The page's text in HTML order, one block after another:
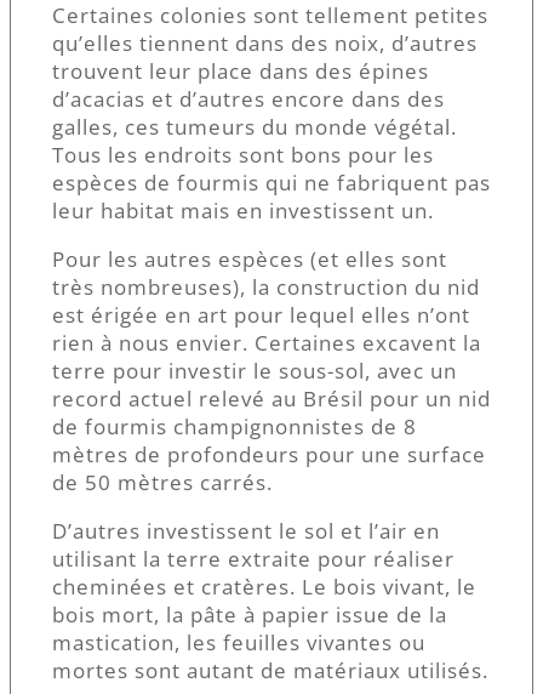
Certaines colonies sont tellement petites
qu’elles tiennent dans des noix, d’autres
trouvent leur place dans des épines
d’acacias et d’autres encore dans des
galles, ces tumeurs du monde végétal.
Tous les endroits sont bons pour les
espèces de fourmis qui ne fabriquent pas
leur habitat mais en investissent un.
Pour les autres espèces (et elles sont
très nombreuses), la construction du nid
est érigée en art pour lequel elles n’ont
rien à nous envier. Certaines excavent la
terre pour investir le sous-sol, avec un
record actuel relevé au Brésil pour un nid
de fourmis champignonnistes de 8
mètres de profondeurs pour une surface
de 50 mètres carrés.
D’autres investissent le sol et l’air en
utilisant la terre extraite pour réaliser
cheminées et cratères. Le bois vivant, le
bois mort, la pâte à papier issue de la
mastication, les feuilles vivantes ou
mortes sont autant de matériaux utilisés.